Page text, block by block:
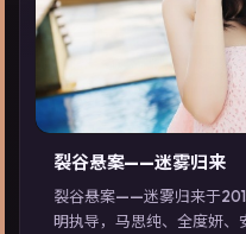
裂谷悬案——迷雾归来
裂谷悬案——迷雾归来于
明执导，马思纯、全度妍、